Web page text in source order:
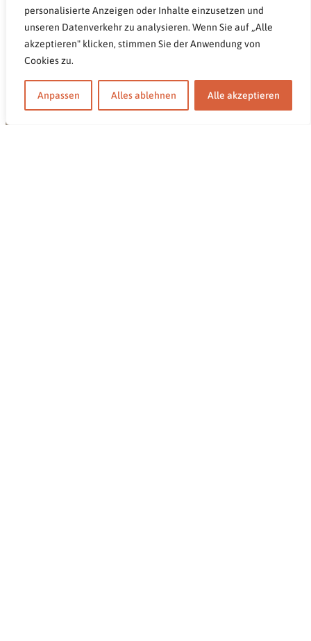
personalisierte Anzeigen oder Inhalte einzusetzen und
unseren Datenverkehr zu analysieren. Wenn Sie auf „Alle
akzeptieren" klicken, stimmen Sie der Anwendung von
Cookies zu.
Anpassen Alles ablehnen Alle akzeptieren